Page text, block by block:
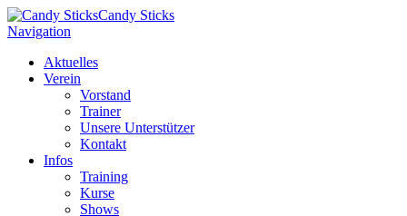
Candy Sticks
Navigation
Aktuelles
Verein
Vorstand
Trainer
Unsere Unterstützer
Kontakt
Infos
Training
Kurse
Shows